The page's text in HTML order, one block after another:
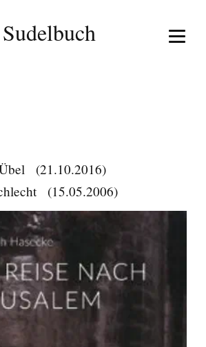
Menü
(21.10.2016)
(15.05.2006)